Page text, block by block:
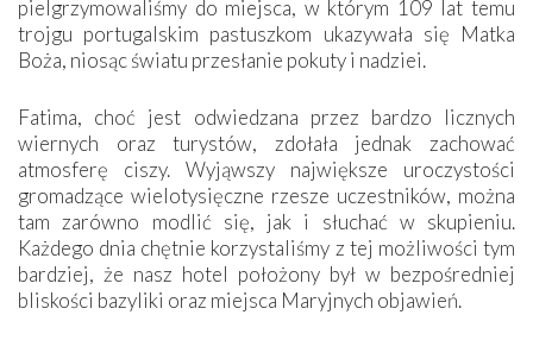
pielgrzymowaliśmy do miejsca, w którym 109 lat temu
trojgu portugalskim pastuszkom ukazywała się Matka
Boża, niosąc światu przesłanie pokuty i nadziei.
Fatima, choć jest odwiedzana przez bardzo licznych
wiernych oraz turystów, zdołała jednak zachować
atmosferę ciszy. Wyjąwszy największe uroczystości
gromadzące wielotysięczne rzesze uczestników, można
tam zarówno modlić się, jak i słuchać w skupieniu.
Każdego dnia chętnie korzystaliśmy z tej możliwości tym
bardziej, że nasz hotel położony był w bezpośredniej
bliskości bazyliki oraz miejsca Maryjnych objawień.